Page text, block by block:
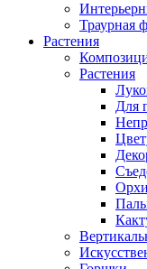
Траурная
Растения
Растения
Для